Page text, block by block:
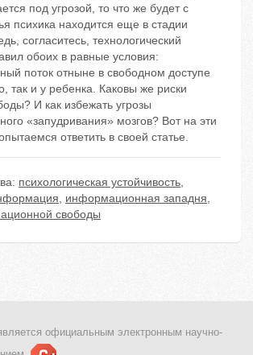
под угрозой, то что же будет с
психика находится еще в стадии
согласитесь, технологический
обоих в равные условия:
поток отныне в свободном доступе
так и у ребенка. Каковы же риски
И как избежать угрозы
«запудривания» мозгов? Вот на эти
ответить в своей статье.
психологическая устойчивость,
, информационная западня,
свободы
официальным электронным научно-